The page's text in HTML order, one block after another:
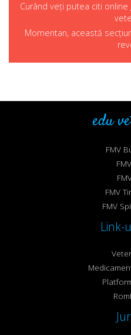
Curând veți putea citi
Momentan, această
edu
FMV
FMV
FMV
Link-